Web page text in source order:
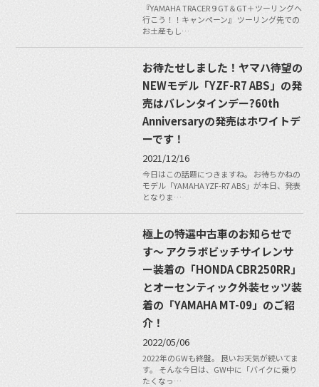
『YAMAHA TRACER９GT＆GT＋ツーリングへ
行こう！！キャンペーン』 ツーリング先での
お土産もし…
お待たせしました！ヤマハ待望の
NEWモデル「YZF-R7 ABS」の発
売はバレンタインデー?60th
Anniversaryの発売はホワイトデ
ーです！
2021/12/16
今日はこの話題につきますね。 お待ちかねの
モデル「YAMAHA YZF-R7 ABS」が本日、発表
となりま…
極上の特選中古車のお知らせで
す〜 アクラボビッチサイレンサ
ー装着の「HONDA CBR250RR」
とオーセンティック外装セッツ装
着の「YAMAHA MT-09」のご紹
介！
2022/05/06
2022年のGWも終盤。 良いお天気が続いてま
す。 そんな今日は、GW中に「バイクに乗り
たくなっ…